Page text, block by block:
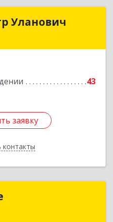
Уланович
43
заявку
контакты
Петр Уланович
Подробнее
заявку
Верное решение